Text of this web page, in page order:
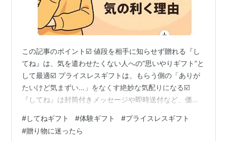
この記事のポイント☑️ 値段を相手に知らせず贈れる『し
てね』は、気を遣わせたくない人への“思いやりギフト”と
して最適☑️ プライスレスギフトは、もらう側の「ありが
たいけど気まずい…」をなくす絶妙な気配りになる☑️
『してね』は封筒付きメッセージや即時送付など、価格
きたい注意点（有効期限・予約方法など）を押さえてお
けば失敗なし！ 【広告】今すぐ公式サイトをチェックす
#してねギフト #体験ギフト #プライスレスギフト
#贈り物に迷ったら